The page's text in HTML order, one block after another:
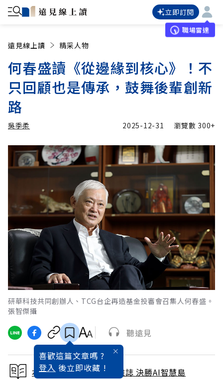
立即訂閱
職場雷達
遠見線上讀 精采人物
何春盛讀《從邊緣到核心》！不
只回顧也是傳承，鼓舞後輩創新
路
吳季柔
吳季柔 加入追蹤
2025-12-31 瀏覽數 300+
研華科技共同創辦人、TCG台企再造基金投審會召集人何春盛。
張智傑攝
喜歡這篇文章嗎 ?
登入 後立即收藏 !
聽遠見
本文出自 2026 / 1月號雜誌 決勝AI智慧島